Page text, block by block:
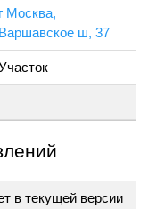
г Москва,
Варшавское ш, 37
в текущей версии